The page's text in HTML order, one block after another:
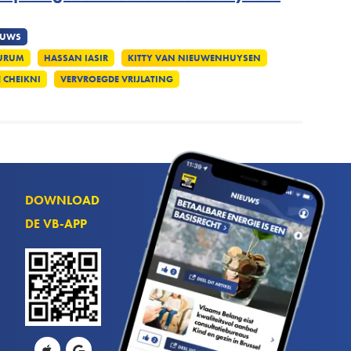
HASSAN IASIR
KITTY VAN NIEUWENHUYSEN
CHEIKNI VERVROEGDE VRIJLATING
DOWNLOAD
DE VB-APP